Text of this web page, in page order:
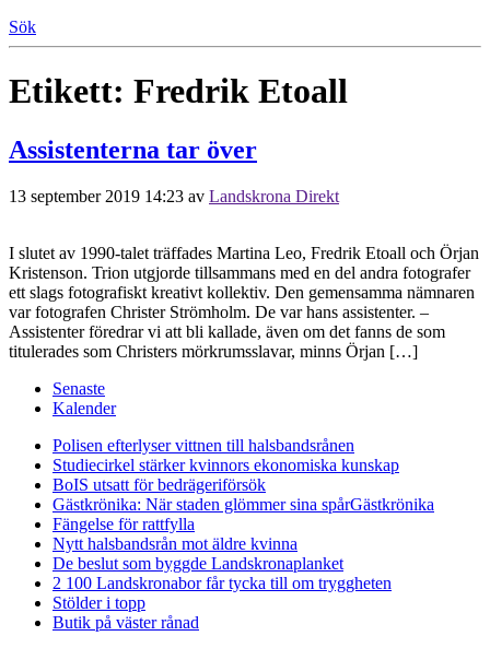
Sök
Etikett: Fredrik Etoall
Assistenterna tar över
13 september 2019 14:23 av Landskrona Direkt
I slutet av 1990-talet träffades Martina Leo, Fredrik Etoall och Örjan
Kristenson. Trion utgjorde tillsammans med en del andra fotografer
ett slags fotografiskt kreativt kollektiv. Den gemensamma nämnaren
var fotografen Christer Strömholm. De var hans assistenter. –
Assistenter föredrar vi att bli kallade, även om det fanns de som
titulerades som Christers mörkrumsslavar, minns Örjan […]
Senaste
Kalender
Polisen efterlyser vittnen till halsbandsrånen
Studiecirkel stärker kvinnors ekonomiska kunskap
BoIS utsatt för bedrägeriförsök
Gästkrönika: När staden glömmer sina spårGästkrönika
Fängelse för rattfylla
Nytt halsbandsrån mot äldre kvinna
De beslut som byggde Landskronaplanket
2 100 Landskronabor får tycka till om tryggheten
Stölder i topp
Butik på väster rånad